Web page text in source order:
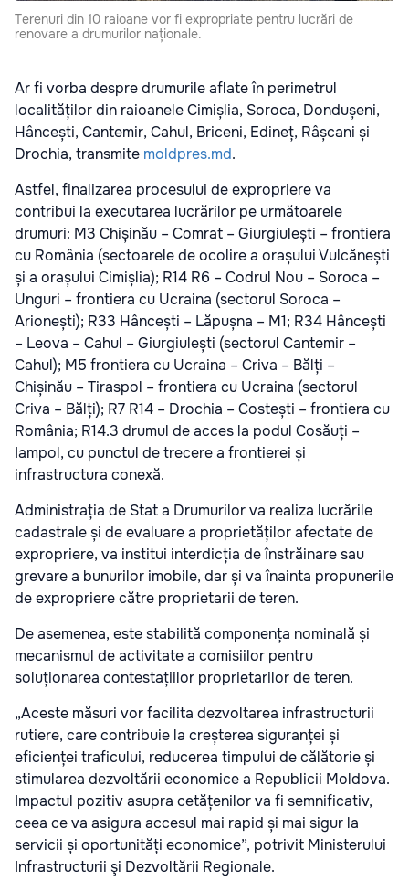
Terenuri din 10 raioane vor fi expropriate pentru lucrări de
renovare a drumurilor naționale.
Ar fi vorba despre drumurile aflate în perimetrul
localităților din raioanele Cimișlia, Soroca, Dondușeni,
Hâncești, Cantemir, Cahul, Briceni, Edineț, Râșcani și
Drochia, transmite moldpres.md.
Astfel, finalizarea procesului de expropriere va
contribui la executarea lucrărilor pe următoarele
drumuri: M3 Chișinău – Comrat – Giurgiulești – frontiera
cu România (sectoarele de ocolire a orașului Vulcănești
și a orașului Cimișlia); R14 R6 – Codrul Nou – Soroca –
Unguri – frontiera cu Ucraina (sectorul Soroca –
Arionești); R33 Hâncești – Lăpușna – M1; R34 Hâncești
– Leova – Cahul – Giurgiulești (sectorul Cantemir –
Cahul); M5 frontiera cu Ucraina – Criva – Bălți –
Chișinău – Tiraspol – frontiera cu Ucraina (sectorul
Criva – Bălți); R7 R14 – Drochia – Costești – frontiera cu
România; R14.3 drumul de acces la podul Cosăuți –
Iampol, cu punctul de trecere a frontierei și
infrastructura conexă.
Administrația de Stat a Drumurilor va realiza lucrările
cadastrale și de evaluare a proprietăților afectate de
expropriere, va institui interdicția de înstrăinare sau
grevare a bunurilor imobile, dar și va înainta propunerile
de expropriere către proprietarii de teren.
De asemenea, este stabilită componența nominală și
mecanismul de activitate a comisiilor pentru
soluționarea contestațiilor proprietarilor de teren.
„Aceste măsuri vor facilita dezvoltarea infrastructurii
rutiere, care contribuie la creșterea siguranței și
eficienței traficului, reducerea timpului de călătorie și
stimularea dezvoltării economice a Republicii Moldova.
Impactul pozitiv asupra cetățenilor va fi semnificativ,
ceea ce va asigura accesul mai rapid și mai sigur la
servicii și oportunități economice”, potrivit Ministerului
Infrastructurii şi Dezvoltării Regionale.